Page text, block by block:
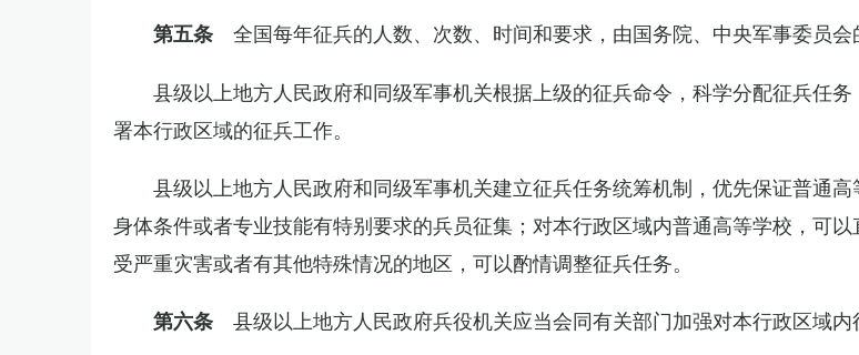
第五条 全国每年征兵的人数、次数、时间和要求，由国务院、中央军事委员会
县级以上地方人民政府和同级军事机关根据上级的征兵命令，科学分配征兵任
署本行政区域的征兵工作。
县级以上地方人民政府和同级军事机关建立征兵任务统筹机制，优先保证普通高
身体条件或者专业技能有特别要求的兵员征集；对本行政区域内普通高等学校，可
受严重灾害或者有其他特殊情况的地区，可以酌情调整征兵任务。
第六条 县级以上地方人民政府兵役机关应当会同有关部门加强对本行政区域内